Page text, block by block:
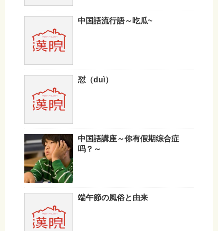
中国語流行語～吃瓜~
怼（duì）
中国語講座～你有假期综合症
吗？～
端午節の風俗と由来